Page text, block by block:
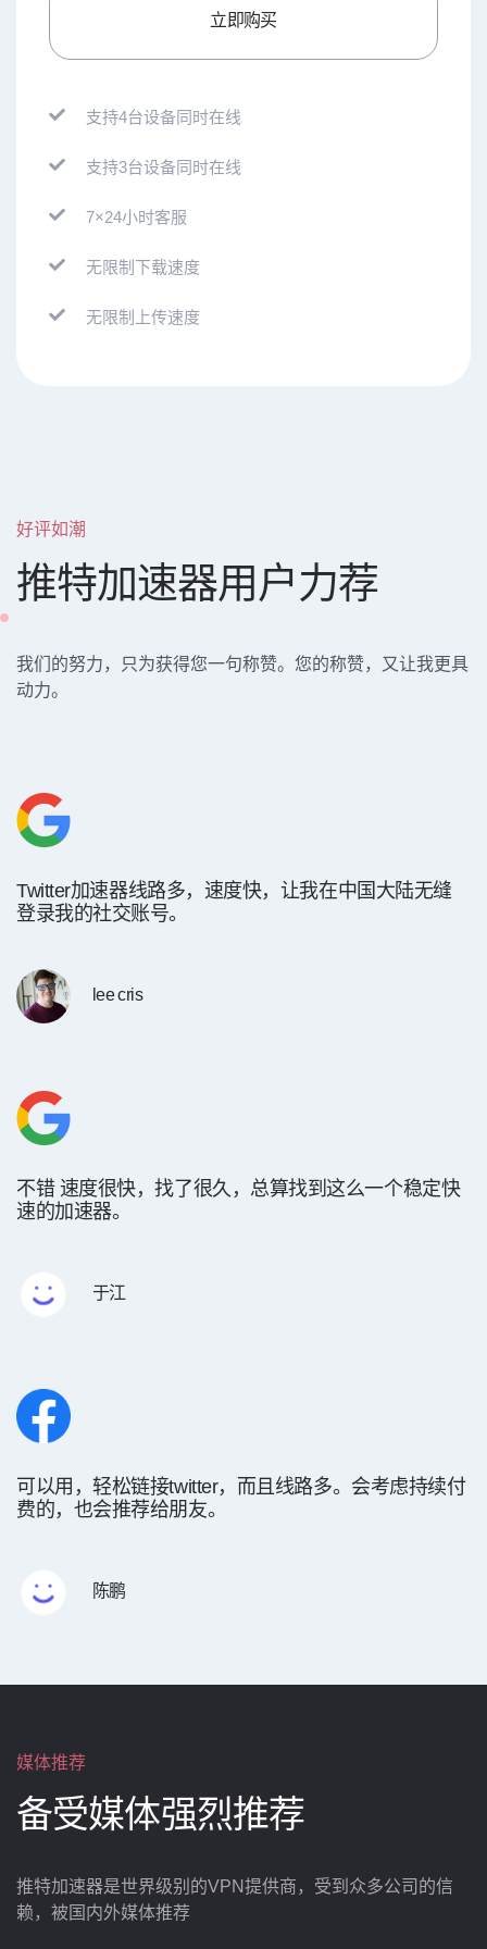
立即购买
支持4台设备同时在线
支持3台设备同时在线
7×24小时客服
无限制下载速度
无限制上传速度
好评如潮
推特加速器用户力荐
我们的努力，只为获得您一句称赞。您的称赞，又让我更具
动力。
Twitter加速器线路多，速度快，让我在中国大陆无缝
登录我的社交账号。
lee cris
不错 速度很快，找了很久，总算找到这么一个稳定快
速的加速器。
于江
可以用，轻松链接twitter，而且线路多。会考虑持续付
费的，也会推荐给朋友。
陈鹏
媒体推荐
备受媒体强烈推荐
推特加速器是世界级别的VPN提供商，受到众多公司的信
赖，被国内外媒体推荐